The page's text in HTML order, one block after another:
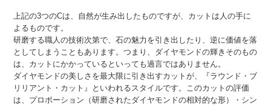
上記の3つのCは、自然が生み出したものですが、カットは人の手に
よるものです。
研磨する職人の技術次第で、石の魅力を引き出したり、逆に価値を落
としてしまうこともあります。つまり、ダイヤモンドの輝きそのもの
は、カットにかかっているといっても過言ではありません。
ダイヤモンドの美しさを最大限に引き出すカットが、『ラウンド・ブ
リリアント・カット』といわれるスタイルです。このカットの評価
は、プロポーション（研磨されたダイヤモンドの相対的な形）・シン